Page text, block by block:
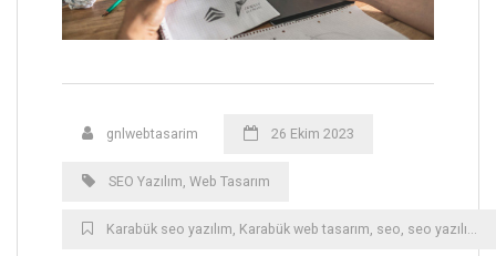
gnlwebtasarim 26 Ekim 2023
SEO Yazılım, Web Tasarım
Karabük ‎seo yazılım, Karabük ‎web tasarım, seo, seo yazılım